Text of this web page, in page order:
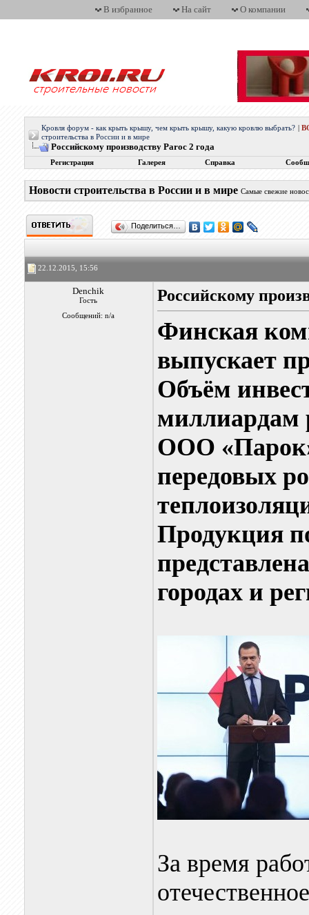
В избранное На сайт О компании
Кровля форум - как крыть крышу, чем крыть крышу, какую кровлю выбрать?
строительства в России и в мире
Российскому производству Paroc 2 года
Регистрация Галерея Справка
Новости строительства в России и в мире Самые свежие
Поделиться…
22.12.2015, 15:56
Denchik
Гость
Сообщений: n/a
Российскому
Финская
выпускает
Объём
миллиардам
ООО
передовых
Продукция
городах и
За время